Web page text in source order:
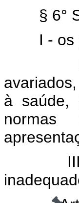
§ 6°
I -
à saúde,
normas